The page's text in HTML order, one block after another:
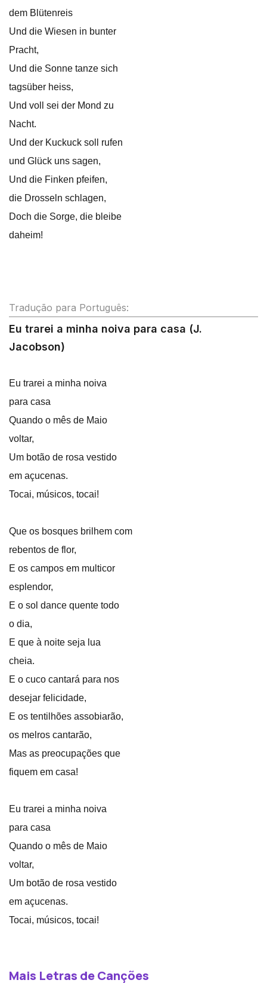
dem Blütenreis
Und die Wiesen in bunter
Pracht,
Und die Sonne tanze sich
tagsüber heiss,
Und voll sei der Mond zu
Nacht.
Und der Kuckuck soll rufen
und Glück uns sagen,
Und die Finken pfeifen,
die Drosseln schlagen,
Doch die Sorge, die bleibe
daheim!
Tradução para Português:
Eu trarei a minha noiva para casa (J.
Jacobson)
Eu trarei a minha noiva
para casa
Quando o mês de Maio
voltar,
Um botão de rosa vestido
em açucenas.
Tocai, músicos, tocai!
Que os bosques brilhem com
rebentos de flor,
E os campos em multicor
esplendor,
E o sol dance quente todo
o dia,
E que à noite seja lua
cheia.
E o cuco cantará para nos
desejar felicidade,
E os tentilhões assobiarão,
os melros cantarão,
Mas as preocupações que
fiquem em casa!
Eu trarei a minha noiva
para casa
Quando o mês de Maio
voltar,
Um botão de rosa vestido
em açucenas.
Tocai, músicos, tocai!
Mais Letras de Canções